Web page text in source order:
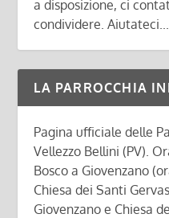
a disposizione, ci
condividere.
LA PARROCCHIA
Pagina ufficiale delle
Vellezzo Bellini (PV).
Bosco a Giovenzano
Chiesa dei Santi
Giovenzano e Chiesa